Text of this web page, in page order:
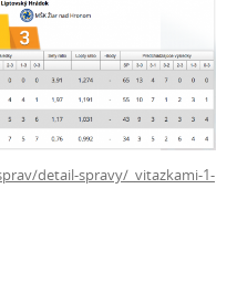
detail-spravy/_vitazkami-1-